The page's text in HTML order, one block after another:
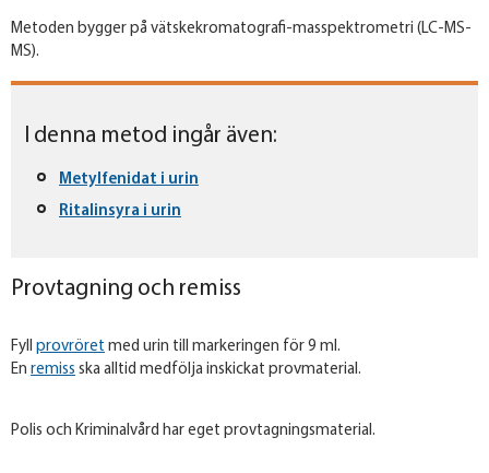
Metoden bygger på vätskekromatografi-masspektrometri (LC-MS-
MS).
I denna metod ingår även:
Metylfenidat i urin
Ritalinsyra i urin
Provtagning och remiss
Fyll provröret med urin till markeringen för 9 ml.
En remiss ska alltid medfölja inskickat provmaterial.
Polis och Kriminalvård har eget provtagningsmaterial.